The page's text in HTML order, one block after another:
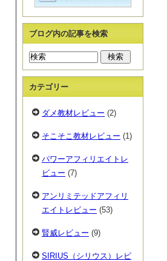
ブログ内の記事を検索
カテゴリー
ダメ教材レビュー (2)
そこそこ教材レビュー (1)
パワーアフィリエイトレ
ビュー (7)
アンリミテッドアフィリ
エイトレビュー (53)
賢威レビュー (9)
SIRIUS（シリウス）レビ